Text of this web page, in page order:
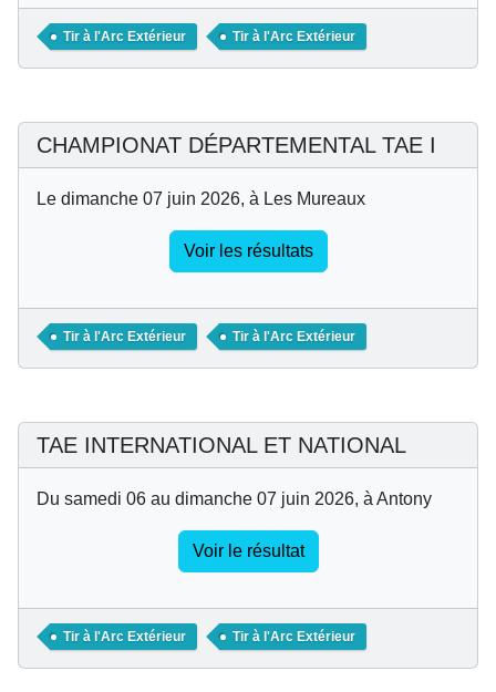
Tir à l'Arc Extérieur Tir à l'Arc Extérieur
CHAMPIONAT DÉPARTEMENTAL TAE I
Le dimanche 07 juin 2026, à Les Mureaux
Voir les résultats
Tir à l'Arc Extérieur Tir à l'Arc Extérieur
TAE INTERNATIONAL ET NATIONAL
Du samedi 06 au dimanche 07 juin 2026, à Antony
Voir le résultat
Tir à l'Arc Extérieur Tir à l'Arc Extérieur